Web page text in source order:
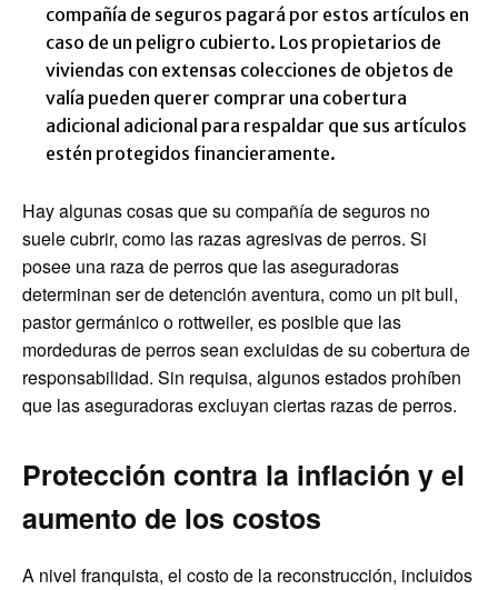
compañía de seguros pagará por estos artículos en
caso de un peligro cubierto. Los propietarios de
viviendas con extensas colecciones de objetos de
valía pueden querer comprar una cobertura
adicional adicional para respaldar que sus artículos
estén protegidos financieramente.
Hay algunas cosas que su compañía de seguros no
suele cubrir, como las razas agresivas de perros. Si
posee una raza de perros que las aseguradoras
determinan ser de detención aventura, como un pit bull,
pastor germánico o rottweiler, es posible que las
mordeduras de perros sean excluidas de su cobertura de
responsabilidad. Sin requisa, algunos estados prohíben
que las aseguradoras excluyan ciertas razas de perros.
Protección contra la inflación y el
aumento de los costos
A nivel franquista, el costo de la reconstrucción, incluidos